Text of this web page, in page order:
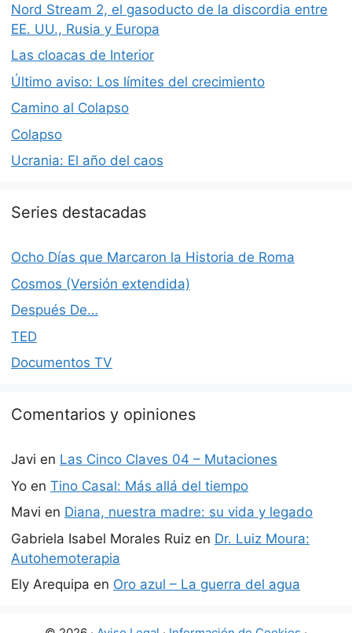
Nord Stream 2, el gasoducto de la discordia entre
EE. UU., Rusia y Europa
Las cloacas de Interior
Último aviso: Los límites del crecimiento
Camino al Colapso
Colapso
Ucrania: El año del caos
Series destacadas
Ocho Días que Marcaron la Historia de Roma
Cosmos (Versión extendida)
Después De…
TED
Documentos TV
Comentarios y opiniones
Javi en Las Cinco Claves 04 – Mutaciones
Yo en Tino Casal: Más allá del tiempo
Mavi en Diana, nuestra madre: su vida y legado
Gabriela Isabel Morales Ruiz en Dr. Luiz Moura:
Autohemoterapia
Ely Arequipa en Oro azul – La guerra del agua